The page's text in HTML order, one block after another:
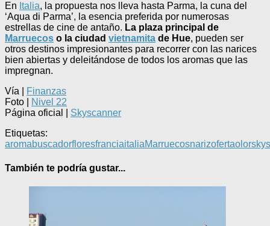
En Italia, la propuesta nos lleva hasta Parma, la cuna del
‘Aqua di Parma’, la esencia preferida por numerosas
estrellas de cine de antaño. La plaza principal de
Marruecos o la ciudad vietnamita de Hue, pueden ser
otros destinos impresionantes para recorrer con las narices
bien abiertas y deleitándose de todos los aromas que las
impregnan.
Vía |
Finanzas
Foto |
Nivel 22
Página oficial | Skyscanner
Etiquetas:
aromabuscadorfloresfranciaitaliaMarruecosnarizofertaolor
También te podría gustar...